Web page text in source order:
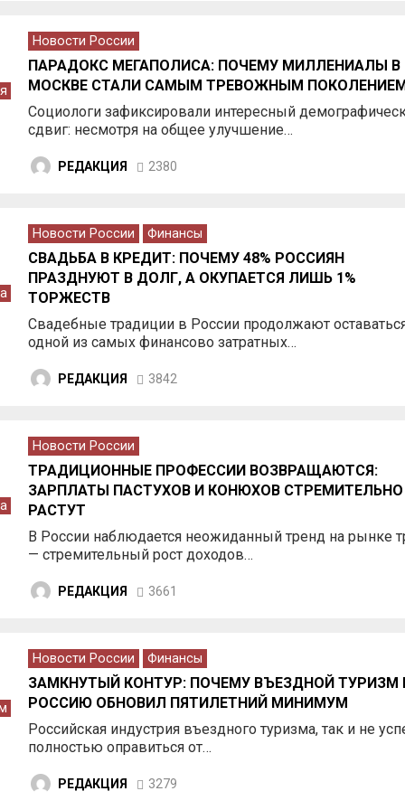
Новости России
ПАРАДОКС МЕГАПОЛИСА: ПОЧЕМУ МИЛЛЕНИАЛЫ В
МОСКВЕ СТАЛИ САМЫМ ТРЕВОЖНЫМ
Социологи зафиксировали интересный
сдвиг: несмотря на общее улучшение…
РЕДАКЦИЯ 2380
Новости России Финансы
СВАДЬБА В КРЕДИТ: ПОЧЕМУ 48% РОССИЯН
ПРАЗДНУЮТ В ДОЛГ, А ОКУПАЕТСЯ ЛИШЬ 1%
ТОРЖЕСТВ
Свадебные традиции в России продолжают
одной из самых финансово затратных…
РЕДАКЦИЯ 3842
Новости России
ТРАДИЦИОННЫЕ ПРОФЕССИИ ВОЗВРАЩАЮТСЯ:
ЗАРПЛАТЫ ПАСТУХОВ И КОНЮХОВ СТРЕМИТЕЛЬНО
РАСТУТ
В России наблюдается неожиданный тренд на рынке
— стремительный рост доходов…
РЕДАКЦИЯ 3661
Новости России Финансы
ЗАМКНУТЫЙ КОНТУР: ПОЧЕМУ ВЪЕЗДНОЙ ТУРИЗМ
РОССИЮ ОБНОВИЛ ПЯТИЛЕТНИЙ МИНИМУМ
Российская индустрия въездного туризма, так и не
полностью оправиться от…
РЕДАКЦИЯ 3279